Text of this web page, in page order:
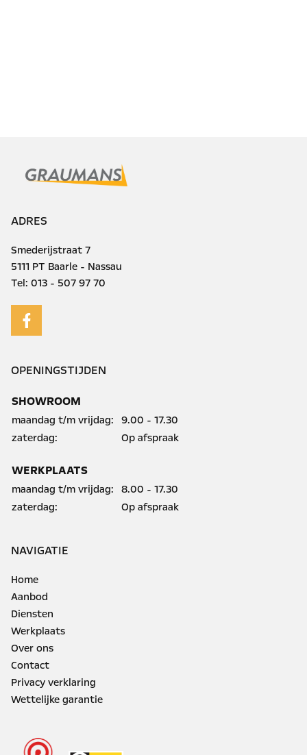
ADRES
Smederijstraat 7
5111 PT Baarle - Nassau
Tel:013 - 507 97 70
OPENINGSTIJDEN
SHOWROOM
maandag t/m vrijdag:
9.00 - 17.30
zaterdag:
Op afspraak
WERKPLAATS
maandag t/m vrijdag:
8.00 - 17.30
zaterdag:
Op afspraak
NAVIGATIE
Home
Aanbod
Diensten
Werkplaats
Over ons
Contact
Privacy verklaring
Wettelijke garantie